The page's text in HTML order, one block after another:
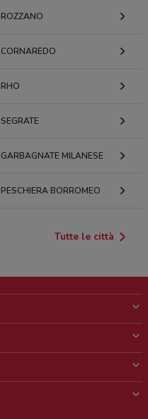
ROZZANO
CORNAREDO
RHO
SEGRATE
GARBAGNATE MILANESE
PESCHIERA BORROMEO
Tutte le città